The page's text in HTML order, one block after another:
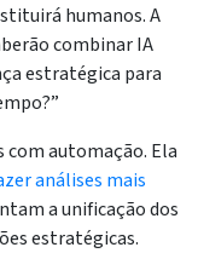
humanos. A
combinar IA
estratégica para
com automação. Ela
análises mais
a unificação dos
estratégicas.